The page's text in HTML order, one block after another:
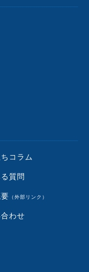
コラム
質問
（外部リンク）
わせ